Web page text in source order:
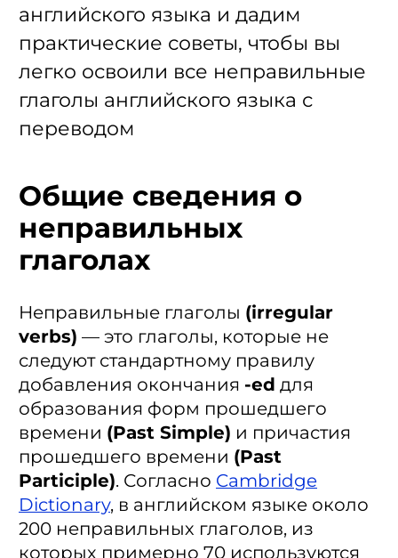
английского языка и дадим
практические советы, чтобы вы
легко освоили все неправильные
глаголы английского языка с
переводом
Общие сведения о
неправильных
глаголах
Неправильные глаголы (irregular
verbs) — это глаголы, которые не
следуют стандартному правилу
добавления окончания -ed для
образования форм прошедшего
времени (Past Simple) и причастия
прошедшего времени (Past
Participle). Согласно Cambridge
Dictionary, в английском языке около
200 неправильных глаголов, из
которых примерно 70 используются